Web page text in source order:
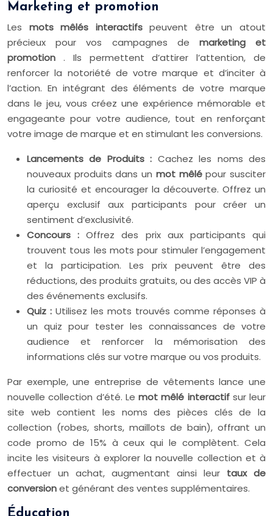
Marketing et promotion
Les mots mêlés interactifspeuvent être un atout
précieux pour vos campagnes de marketing et
promotion . Ils permettent d’attirer l’attention, de
renforcer la notoriété de votre marque et d’inciter à
l’action. En intégrant des éléments de votre marque
dans le jeu, vous créez une expérience mémorable et
engageante pour votre audience, tout en renforçant
votre image de marque et en stimulant les conversions.
Lancements de Produits : Cachez les noms des
nouveaux produits dans un mot mêlépour susciter
la curiosité et encourager la découverte. Offrez un
aperçu exclusif aux participants pour créer un
sentiment d’exclusivité.
Concours :Offrez des prix aux participants qui
trouvent tous les mots pour stimuler l’engagement
et la participation. Les prix peuvent être des
réductions, des produits gratuits, ou des accès VIP à
des événements exclusifs.
Quiz : Utilisez les mots trouvés comme réponses à
un quiz pour tester les connaissances de votre
audience et renforcer la mémorisation des
informations clés sur votre marque ou vos produits.
Par exemple, une entreprise de vêtements lance une
nouvelle collection d’été. Le mot mêlé interactif sur leur
site web contient les noms des pièces clés de la
collection (robes, shorts, maillots de bain), offrant un
code promo de 15% à ceux qui le complètent. Cela
incite les visiteurs à explorer la nouvelle collection et à
effectuer un achat, augmentant ainsi leur taux de
conversionet générant des ventes supplémentaires.
Éducation